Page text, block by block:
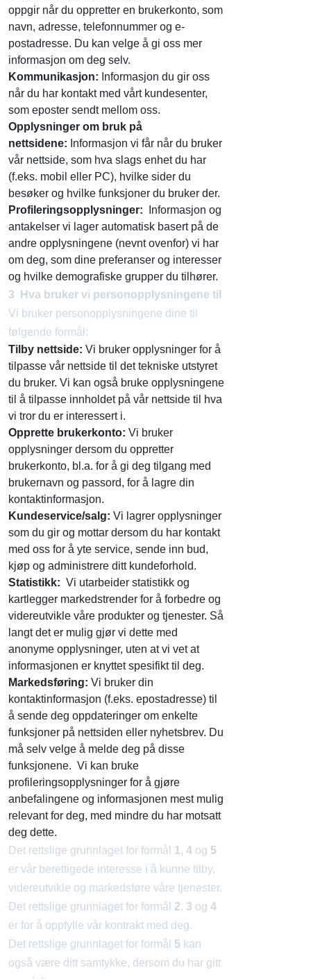
oppgir når du oppretter en brukerkonto, som
navn, adresse, telefonnummer og e-
postadresse. Du kan velge å gi oss mer
informasjon om deg selv.
Kommunikasjon: Informasjon du gir oss
når du har kontakt med vårt kundesenter,
som eposter sendt mellom oss.
Opplysninger om bruk på
nettsidene: Informasjon vi får når du bruker
vår nettside, som hva slags enhet du har
(f.eks. mobil eller PC), hvilke sider du
besøker og hvilke funksjoner du bruker der.
Profileringsopplysninger: Informasjon og
antakelser vi lager automatisk basert på de
andre opplysningene (nevnt ovenfor) vi har
om deg, som dine preferanser og interesser
og hvilke demografiske grupper du tilhører.
3 Hva bruker vi personopplysningene til
Vi bruker personopplysningene dine til
følgende formål:
Tilby nettside: Vi bruker opplysninger for å
tilpasse vår nettside til det tekniske utstyret
du bruker. Vi kan også bruke opplysningene
til å tilpasse innholdet på vår nettside til hva
vi tror du er interessert i.
Opprette brukerkonto: Vi bruker
opplysninger dersom du oppretter
brukerkonto, bl.a. for å gi deg tilgang med
brukernavn og passord, for å lagre din
kontaktinformasjon.
Kundeservice/salg: Vi lagrer opplysninger
som du gir og mottar dersom du har kontakt
med oss for å yte service, sende inn bud,
kjøp og administrere ditt kundeforhold.
Statistikk: Vi utarbeider statistikk og
kartlegger markedstrender for å forbedre og
videreutvikle våre produkter og tjenester. Så
langt det er mulig gjør vi dette med
anonyme opplysninger, uten at vi vet at
informasjonen er knyttet spesifikt til deg.
Markedsføring: Vi bruker din
kontaktinformasjon (f.eks. epostadresse) til
å sende deg oppdateringer om enkelte
funksjoner på nettsiden eller nyhetsbrev. Du
må selv velge å melde deg på disse
funksjonene. Vi kan bruke
profileringsopplysninger for å gjøre
anbefalingene og informasjonen mest mulig
relevant for deg, med mindre du har motsatt
deg dette.
Det rettslige grunnlaget for formål 1, 4 og 5
er vår berettigede interesse i å kunne tilby,
videreutvikle og markedsføre våre tjenester.
Det rettslige grunnlaget for formål 2, 3 og 4
er for å oppfylle vår kontrakt med deg.
Det rettslige grunnlaget for formål 5 kan
også være ditt samtykke, dersom du har gitt